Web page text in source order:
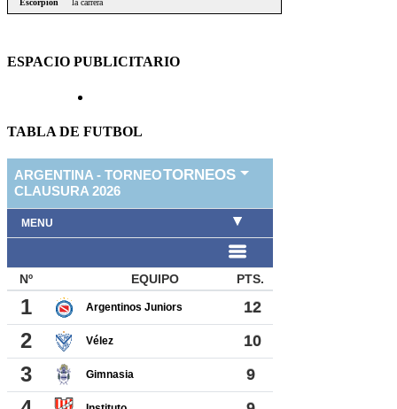
ESPACIO PUBLICITARIO
TABLA DE FUTBOL